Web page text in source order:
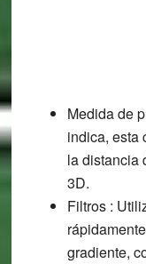
Medida de
indica, esta
la distancia
3D.
Filtros :
gradiente,